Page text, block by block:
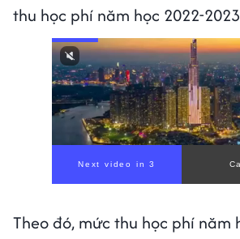
thu học phí năm học 2022-
Next video in 1
Theo đó, mức thu học phí năm